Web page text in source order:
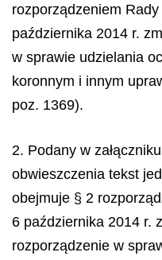
rozporządzeniem
października 2014 r.
w sprawie udzielania
koronnym i innym
poz. 1369).
2. Podany w
obwieszczenia tekst
obejmuje § 2
6 października 2014 r.
rozporządzenie w